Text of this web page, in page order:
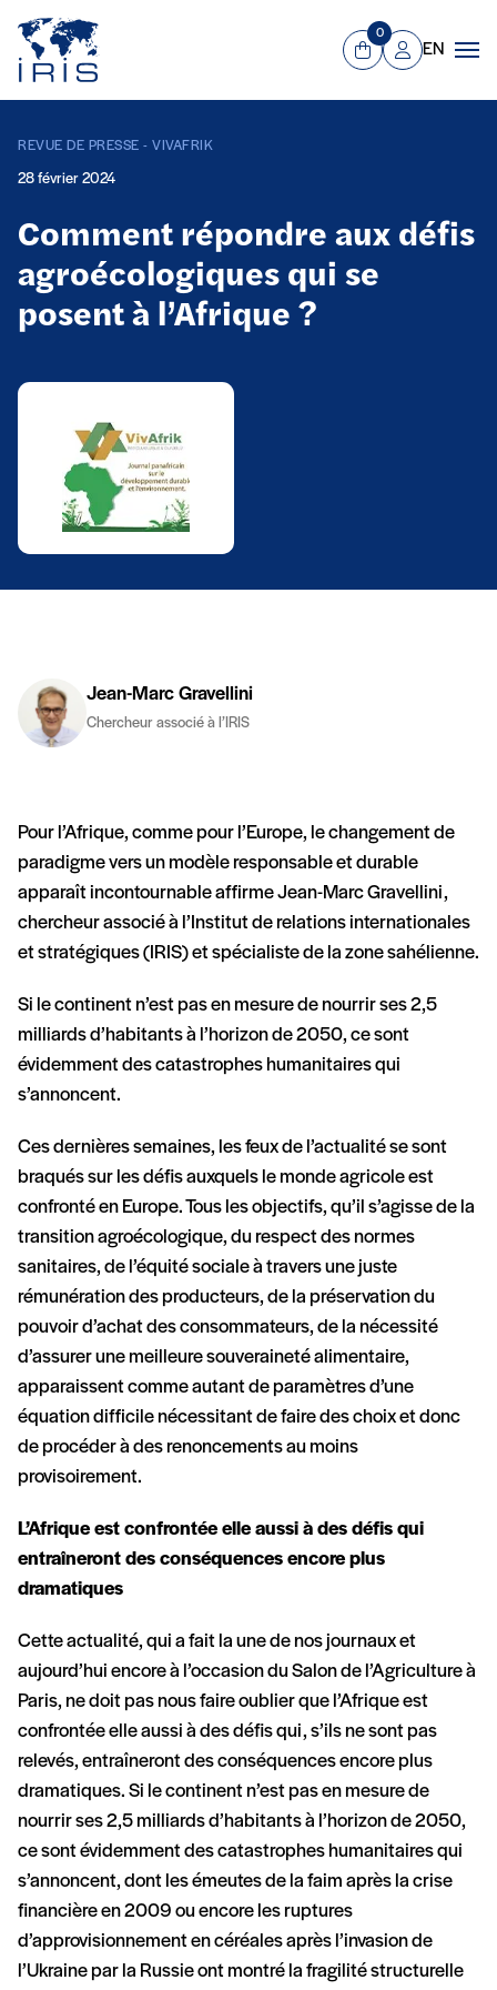
Aller au contenu principal
Panier
0
Mon compte
EN
REVUE DE PRESSE - VIVAFRIK
28 février 2024
Comment répondre aux défis
agroécologiques qui se
posent à l’Afrique ?
Jean-Marc Gravellini
Chercheur associé à l’IRIS
Pour l’Afrique, comme pour l’Europe, le changement de
paradigme vers un modèle responsable et durable
apparaît incontournable affirme Jean-Marc Gravellini,
chercheur associé à l’Institut de relations internationales
et stratégiques (IRIS) et spécialiste de la zone sahélienne.
Si le continent n’est pas en mesure de nourrir ses 2,5
milliards d’habitants à l’horizon de 2050, ce sont
évidemment des catastrophes humanitaires qui
s’annoncent.
Ces dernières semaines, les feux de l’actualité se sont
braqués sur les défis auxquels le monde agricole est
confronté en Europe. Tous les objectifs, qu’il s’agisse de la
transition agroécologique, du respect des normes
sanitaires, de l’équité sociale à travers une juste
rémunération des producteurs, de la préservation du
pouvoir d’achat des consommateurs, de la nécessité
d’assurer une meilleure souveraineté alimentaire,
apparaissent comme autant de paramètres d’une
équation difficile nécessitant de faire des choix et donc
de procéder à des renoncements au moins
provisoirement.
L’Afrique est confrontée elle aussi à des défis qui
entraîneront des conséquences encore plus
dramatiques
Cette actualité, qui a fait la une de nos journaux et
aujourd’hui encore à l’occasion du Salon de l’Agriculture à
Paris, ne doit pas nous faire oublier que l’Afrique est
confrontée elle aussi à des défis qui, s’ils ne sont pas
relevés, entraîneront des conséquences encore plus
dramatiques. Si le continent n’est pas en mesure de
nourrir ses 2,5 milliards d’habitants à l’horizon de 2050,
ce sont évidemment des catastrophes humanitaires qui
s’annoncent, dont les émeutes de la faim après la crise
financière en 2009 ou encore les ruptures
d’approvisionnement en céréales après l’invasion de
l’Ukraine par la Russie ont montré la fragilité structurelle